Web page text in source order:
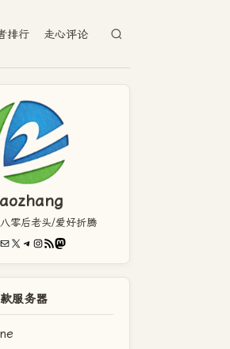
排行 走心评论
零后老头/爱好折腾
电子邮件X Telegram
Instagram
RSS FeedMastodon
服务器